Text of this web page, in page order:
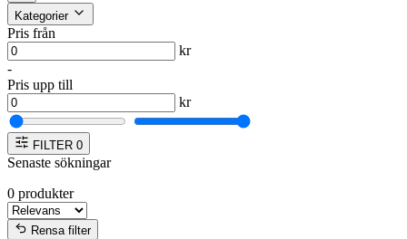
Kategorier
Pris från
kr
-
Pris upp till
kr
FILTER 0
Senaste sökningar
0 produkter
Rensa filter